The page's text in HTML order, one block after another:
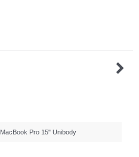
MacBook Pro 15" Unibody